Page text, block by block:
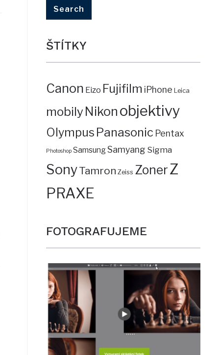
ŠTÍTKY
Canon Eizo Fujifilm iPhone Leica
mobilyNikon objektivy
Olympus Panasonic Pentax
Photoshop SamsungSamyang Sigma
SonyTamron Zeiss ZonerZ
PRAXE
FOTOGRAFUJEME